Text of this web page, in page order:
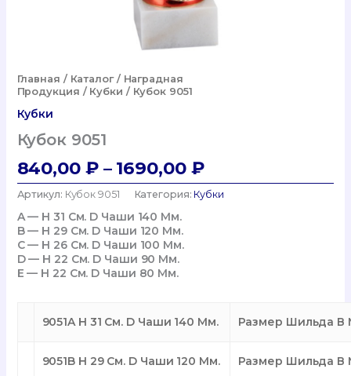
Главная / Каталог/ Наградная
Продукция / Кубки / Кубок 9051
Кубки
Кубок 9051
840,00 ₽ – 1690,00 ₽Диапазон
Цен:
Артикул: Кубок 9051 Категория: Кубки
A — H 31 См. D Чаши 140 Мм.
B — H 29 См. D Чаши 120 Мм.
C — H 26 См. D Чаши 100 Мм.
D — H 22 См. D Чаши 90 Мм.
E — H 22 См. D Чаши 80 Мм.
9051A H 31 См. D Чаши 140 Мм. Размер Шильда В
9051B H 29 См. D Чаши 120 Мм. Размер Шильда В